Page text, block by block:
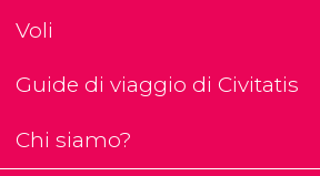
Voli
Guide di viaggio di Civitatis
Chi siamo?